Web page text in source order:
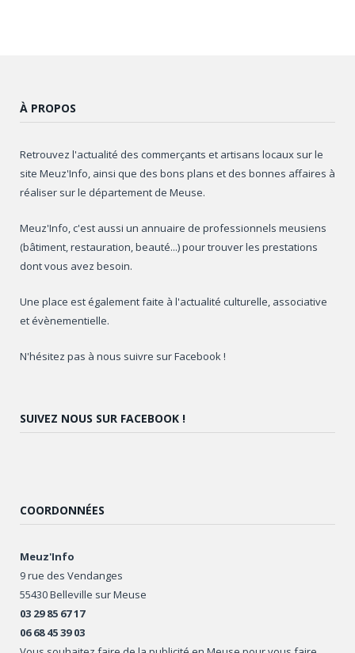
À PROPOS
Retrouvez l'actualité des commerçants et artisans locaux sur le
site Meuz'Info, ainsi que des bons plans et des bonnes affaires à
réaliser sur le département de Meuse.
Meuz'Info, c'est aussi un annuaire de professionnels meusiens
(bâtiment, restauration, beauté...) pour trouver les prestations
dont vous avez besoin.
Une place est également faite à l'actualité culturelle, associative
et évènementielle.
N'hésitez pas à nous suivre sur Facebook !
SUIVEZ NOUS SUR FACEBOOK !
COORDONNÉES
Meuz'Info
9 rue des Vendanges
55430 Belleville sur Meuse
03 29 85 67 17
06 68 45 39 03